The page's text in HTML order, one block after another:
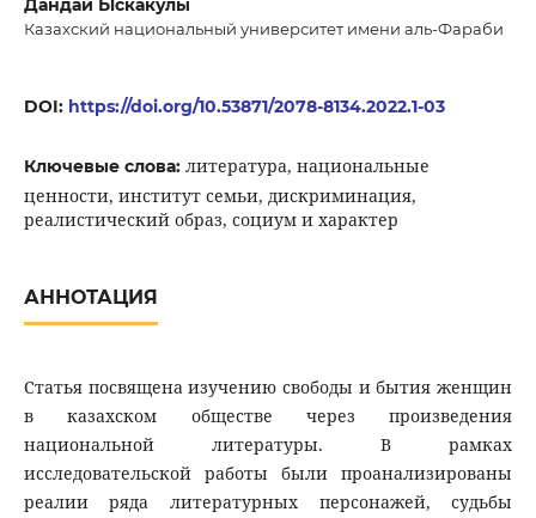
Дандай Ыскакулы
Казахский национальный университет имени аль-Фараби
DOI: https://doi.org/10.53871/2078-8134.2022.1-03
Ключевые слова: литература, национальные
ценности, институт семьи, дискриминация,
реалистический образ, социум и характер
АННОТАЦИЯ
Статья посвящена изучению свободы и бытия женщин
в казахском обществе через произведения
национальной литературы. В рамках
исследовательской работы были проанализированы
реалии ряда литературных персонажей, судьбы